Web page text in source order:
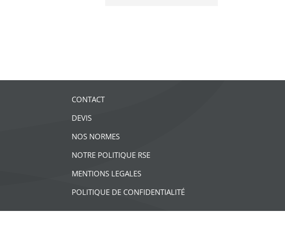
CONTACT
DEVIS
NOS NORMES
NOTRE POLITIQUE RSE
MENTIONS LEGALES
POLITIQUE DE CONFIDENTIALITÉ